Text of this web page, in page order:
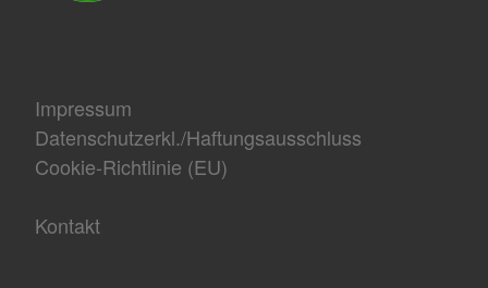
Impressum
Datenschutzerkl./Haftungsausschluss
Cookie-Richtlinie (EU)
Kontakt